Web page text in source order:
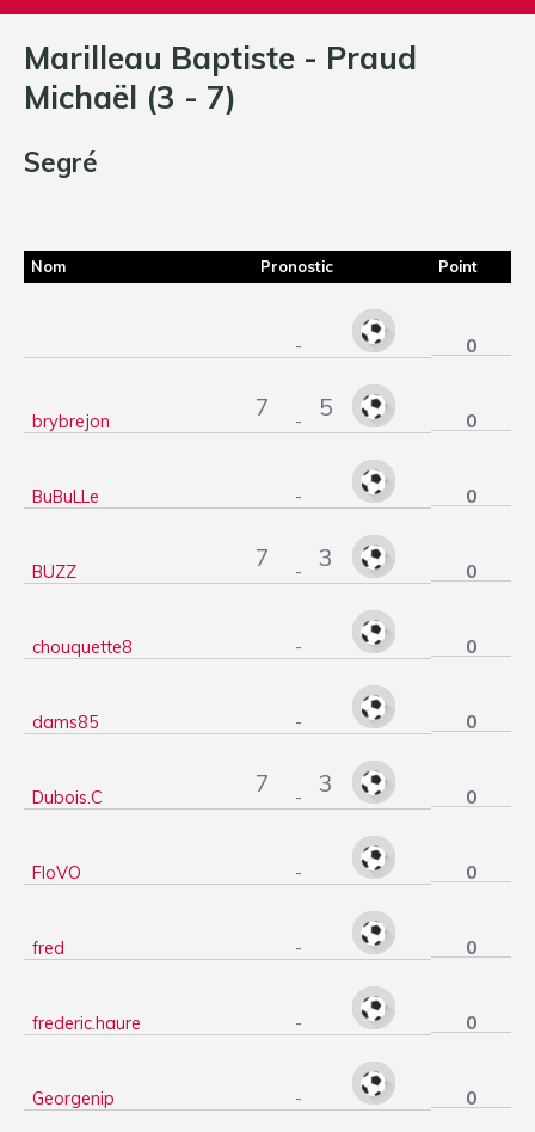
Marilleau Baptiste - Praud
Michaël (3 - 7)
Segré
Nom Pronostic Point
- 0
brybrejon 7 - 5 0
BuBuLLe - 0
BUZZ 7 - 3 0
chouquette8 - 0
dams85 - 0
Dubois.C 7 - 3 0
FloVO - 0
fred - 0
frederic.haure - 0
Georgenip - 0